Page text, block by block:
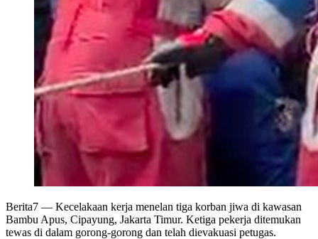
Berita7 — Kecelakaan kerja menelan tiga korban jiwa di kawasan
Bambu Apus, Cipayung, Jakarta Timur. Ketiga pekerja ditemukan
tewas di dalam gorong-gorong dan telah dievakuasi petugas.